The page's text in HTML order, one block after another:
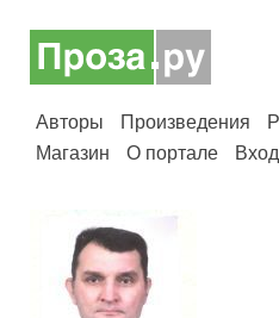
Авторы Произведения
Магазин
О портале